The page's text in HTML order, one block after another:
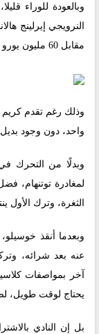
وبالعودة للوراء
مقابل 60 مليون يورو فقط.
وذلك رغم تقدم كريم
واحد، دون وجود
لمغادرة توتنهام،
الثغرة، وترك الأول
وبعدما أنقذ
عنه بعد شرائه،
آخر بمواصفات
يحتاج لوقت طويل،
بل إن النادي